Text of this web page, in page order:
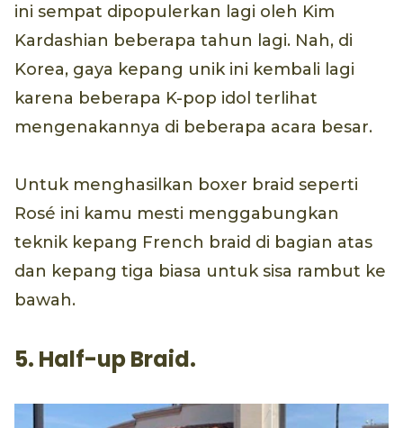
ini sempat dipopulerkan lagi oleh Kim
Kardashian beberapa tahun lagi. Nah, di
Korea, gaya kepang unik ini kembali lagi
karena beberapa K-pop idol terlihat
mengenakannya di beberapa acara besar.
Untuk menghasilkan boxer braid seperti
Rosé ini kamu mesti menggabungkan
teknik kepang French braid di bagian atas
dan kepang tiga biasa untuk sisa rambut ke
bawah.
5. Half-up Braid.